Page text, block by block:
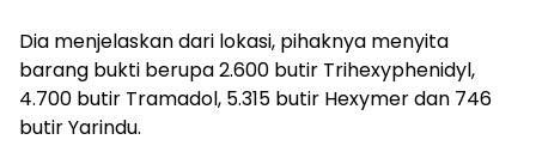
Dia menjelaskan dari lokasi, pihaknya menyita
barang bukti berupa 2.600 butir Trihexyphenidyl,
4.700 butir Tramadol, 5.315 butir Hexymer dan 746
butir Yarindu.